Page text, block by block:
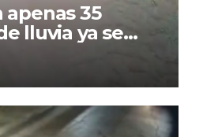
apenas 35
lluvia ya se